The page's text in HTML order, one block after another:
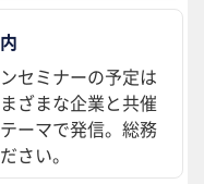
セミナーの予定は
ざまな企業と共催
ーマで発信。総務
さい。